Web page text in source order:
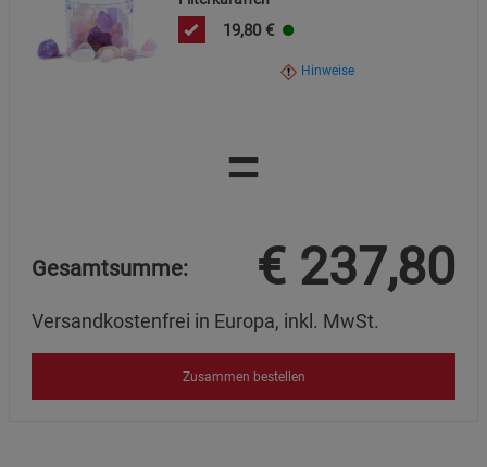
19,80 €
Hinweise
=
Gesamtsumme: € 237,80
Versandkostenfrei in Europa, inkl. MwSt.
Zusammen bestellen
Notwendige Cookies (5)
Beschreibung Notwendige Cookies
Cookie-Informationenanzeigen
Beschreibung Funktionale Cookies
Statistik Cookies (2) Statistik Cookies